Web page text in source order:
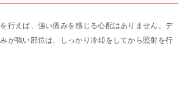
行えば、強い痛みを感じる心配はありません。デ
が強い部位は、しっかり冷却をしてから照射を行